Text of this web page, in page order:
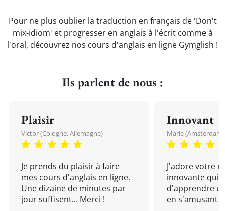
Pour ne plus oublier la traduction en français de 'Don't
mix-idiom' et progresser en anglais à l'écrit comme à
l'oral, découvrez nos cours d'anglais en ligne Gymglish !
Ils parlent de nous :
Plaisir
Victor (Cologne, Allemagne)
Je prends du plaisir à faire
mes cours d'anglais en ligne.
Une dizaine de minutes par
jour suffisent... Merci !
Innovant
Marie (Amsterdam,
J'adore votre
innovante qui
d'apprendre
en s'amusant !